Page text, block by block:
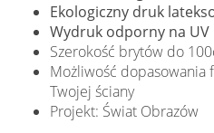
Ekologiczny druk
Wydruk odporny na UV
Szerokość brytów do
Możliwość dopasowania
Twojej ściany
Projekt: Świat Obrazów